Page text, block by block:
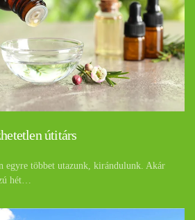
útitárs
egyre többet utazunk, kirándulunk. Akár
hét…